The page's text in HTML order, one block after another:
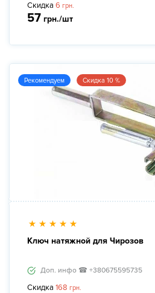
Скидка 6 грн.
57 грн./шт
Рекомендуем Скидка 10 %
Ключ натяжной для Чирозов
Доп. инфо ☎ +380675595735
Скидка 168 грн.